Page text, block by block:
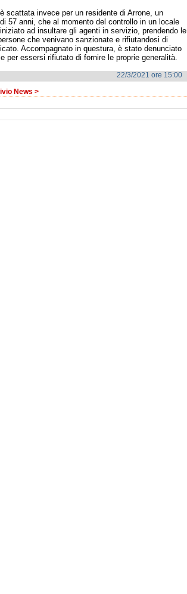
scattata invece per un residente di Arrone, un
57 anni, che al momento del controllo in un locale
ad insultare gli agenti in servizio, prendendo le
che venivano sanzionate e rifiutandosi di
Accompagnato in questura, è stato denunciato
per essersi rifiutato di fornire le proprie generalità.
22/3/2021 ore 15:00
News >